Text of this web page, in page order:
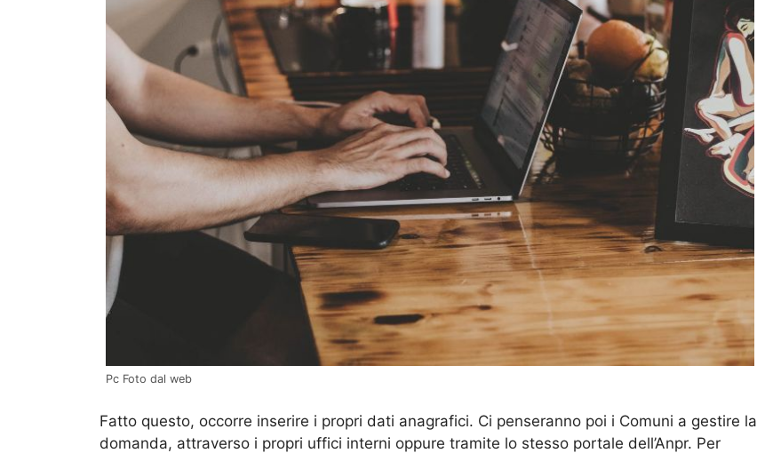
Pc Foto dal web
Fatto questo, occorre inserire i propri dati anagrafici. Ci penseranno poi i Comuni a gestire la
domanda, attraverso i propri uffici interni oppure tramite lo stesso portale dell’Anpr. Per